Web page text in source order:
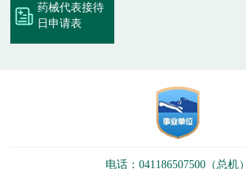
药械代表接待
日申请表
电话：041186507500（总机）